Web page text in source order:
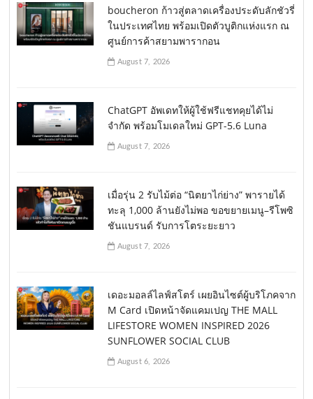
boucheron ก้าวสู่ตลาดเครื่องประดับลักชัวรี่
ในประเทศไทย พร้อมเปิดตัวบูติกแห่งแรก ณ
ศูนย์การค้าสยามพารากอน
August 7, 2026
ChatGPT อัพเดทให้ผู้ใช้ฟรีแชทคุยได้ไม่
จำกัด พร้อมโมเดลใหม่ GPT-5.6 Luna
August 7, 2026
เมื่อรุ่น 2 รับไม้ต่อ “นิตยาไก่ย่าง” พารายได้
ทะลุ 1,000 ล้านยังไม่พอ ขอขยายเมนู–รีโพซิ
ชันแบรนด์ รับการโตระยะยาว
August 7, 2026
เดอะมอลล์ไลฟ์สโตร์ เผยอินไซต์ผู้บริโภคจาก
M Card เปิดหน้าจัดแคมเปญ THE MALL
LIFESTORE WOMEN INSPIRED 2026
SUNFLOWER SOCIAL CLUB
August 6, 2026